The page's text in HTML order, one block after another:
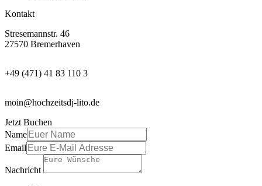
Kontakt
Stresemannstr. 46
27570 Bremerhaven
+49 (471) 41 83 110 3
moin@hochzeitsdj-lito.de
Jetzt Buchen
Name
Email
Nachricht